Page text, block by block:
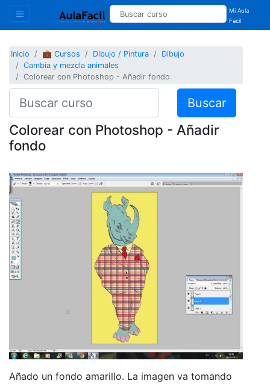
Mi Aula
Facil
Inicio 💼 Cursos Dibujo / Pintura
Dibujo
Cambia y mezcla animales
Colorear con Photoshop - Añadir fondo
Buscar
Colorear con Photoshop - Añadir
fondo
Añado un fondo amarillo. La imagen va tomando